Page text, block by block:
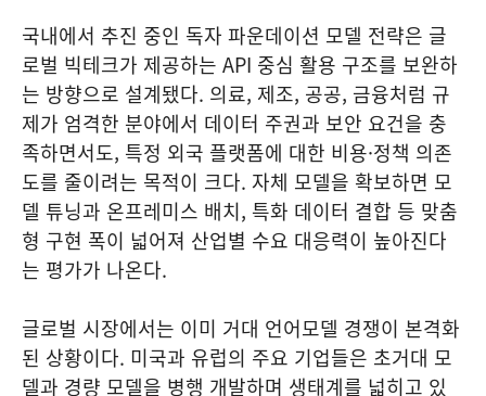
국내에서 추진 중인 독자 파운데이션 모델 전략은 글
로벌 빅테크가 제공하는 API 중심 활용 구조를 보완하
는 방향으로 설계됐다. 의료, 제조, 공공, 금융처럼 규
제가 엄격한 분야에서 데이터 주권과 보안 요건을 충
족하면서도, 특정 외국 플랫폼에 대한 비용·정책 의존
도를 줄이려는 목적이 크다. 자체 모델을 확보하면 모
델 튜닝과 온프레미스 배치, 특화 데이터 결합 등 맞춤
형 구현 폭이 넓어져 산업별 수요 대응력이 높아진다
는 평가가 나온다.
글로벌 시장에서는 이미 거대 언어모델 경쟁이 본격화
된 상황이다. 미국과 유럽의 주요 기업들은 초거대 모
델과 경량 모델을 병행 개발하며 생태계를 넓히고 있